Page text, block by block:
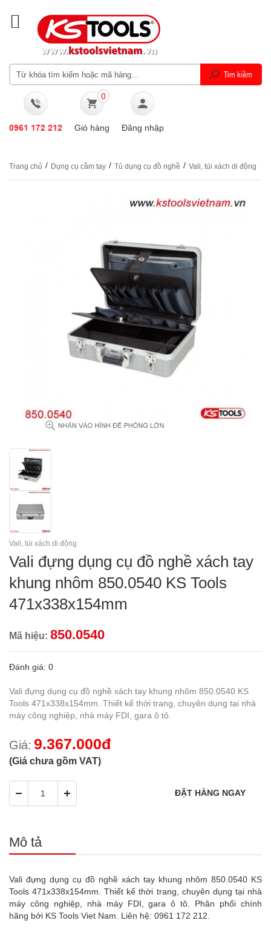
0961 172 212
0
Giỏ hàng Đăng nhập
Trang chủ / Dụng cụ cầm tay / Tủ dụng cụ đồ nghề / Vali, túi xách di động
Vali, túi xách di động
Vali đựng dụng cụ đồ nghề xách tay
khung nhôm 850.0540 KS Tools
471x338x154mm
Mã hiệu: 850.0540
Đánh giá: 0
Vali đựng dụng cụ đồ nghề xách tay khung nhôm 850.0540 KS
Tools 471x338x154mm. Thiết kế thời trang, chuyên dụng tại nhà
máy công nghiệp, nhà máy FDI, gara ô tô.
Giá: 9.367.000đ
(Giá chưa gồm VAT)
Mô tả
Vali đựng dụng cụ đồ nghề xách tay khung nhôm 850.0540 KS
Tools 471x338x154mm. Thiết kế thời trang, chuyên dụng tại nhà
máy công nghiệp, nhà máy FDI, gara ô tô. Phân phối chính
hãng bởi KS Tools Viet Nam. Liên hệ: 0961 172 212.